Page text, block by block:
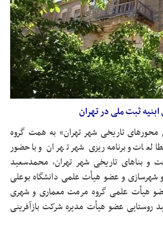
ثبت ملی در تهران
تاریخی شهر تهران» به همت گروه
و برنامه‌ریزی شهر تهران و با حضور
و بناهای تاریخی شهر تهران، محمدسعید
و شهرسازی و عضو هیأت علمی دانشگاه بوعلی
هیأت علمی گروه مرمت معماری و شهری
روستایی عضو هیأت مدیره شرکت بازآفرینی